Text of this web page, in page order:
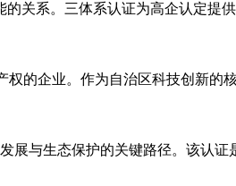
关系。三体系认证为高企认定提
的企业。作为自治区科技创新的
展与生态保护的关键路径。该认